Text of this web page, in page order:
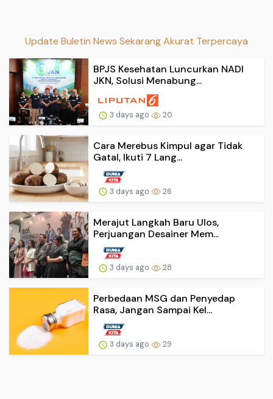
Update Buletin News Sekarang Akurat Terpercaya
BPJS Kesehatan Luncurkan NADI
JKN, Solusi Menabung...
3 days ago 20
Cara Merebus Kimpul agar Tidak
Gatal, Ikuti 7 Lang...
3 days ago 26
Merajut Langkah Baru Ulos,
Perjuangan Desainer Mem...
3 days ago 28
Perbedaan MSG dan Penyedap
Rasa, Jangan Sampai Kel...
3 days ago 29